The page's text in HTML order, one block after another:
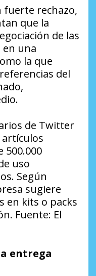
fuerte rechazo,
que la
de las
en una
la que
del
de Twitter
500.000
uso
Según
sugiere
en kits o packs
Fuente: El
entrega